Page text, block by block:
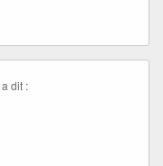
a dit :